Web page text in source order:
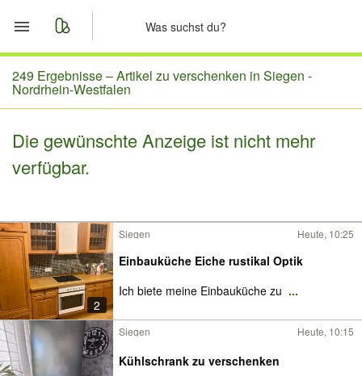
Start
Merkliste
Nachrichten
249 Ergebnisse –Artikel zu verschenken in Siegen -
Nordrhein-Westfalen
Die gewünschte Anzeige ist nicht mehr
verfügbar.
2
Siegen Heute, 10:25
Einbauküche Eiche rustikal Optik
Ich biete meine Einbauküche zu ...
Siegen Heute, 10:15
Kühlschrank zu verschenken